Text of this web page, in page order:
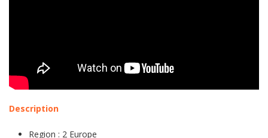
Description
Region : 2 Europe